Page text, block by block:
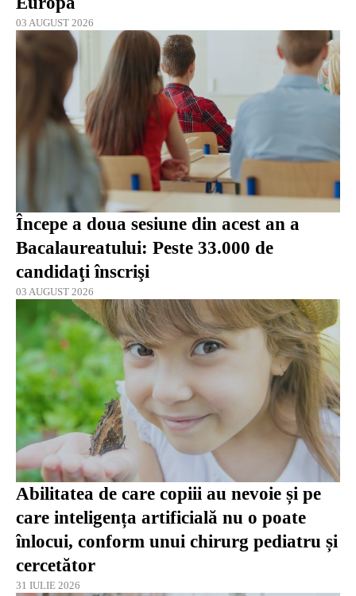
03 AUGUST 2026
Începe a doua sesiune din acest an a
Bacalaureatului: Peste 33.000 de
candidaţi înscrişi
03 AUGUST 2026
Abilitatea de care copiii au nevoie și pe
care inteligența artificială nu o poate
înlocui, conform unui chirurg pediatru și
cercetător
31 IULIE 2026